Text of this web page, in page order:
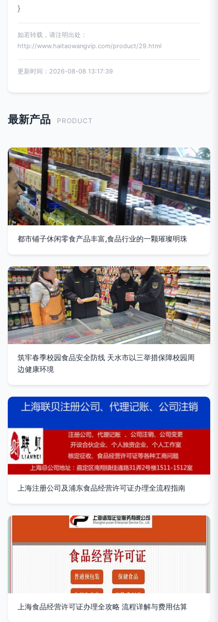
}
如若转载，请注明出处：
http://www.haitaowangvip.com/product/29.html
更新时间：2026-08-08 13:17:39
最新产品 PRODUCT
都市铺子休闲零食产品丰富,食品行业的一颗璀璨明珠
筑牢春季校园食品安全防线 天水市以三举措保障校园周
边健康环境
上海注册公司及浦东食品经营许可证办理全流程指南
上海食品经营许可证办理全攻略 流程详解与费用估算